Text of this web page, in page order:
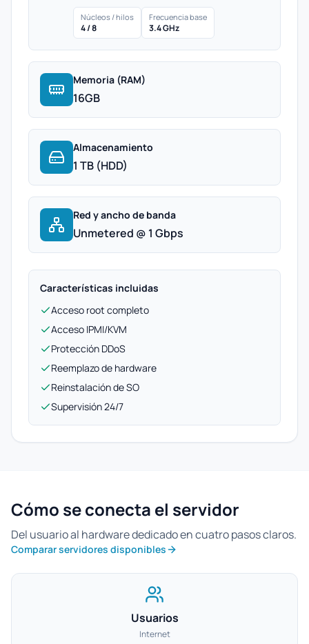
Núcleos / hilos
4 / 8
Frecuencia base
3.4 GHz
Memoria (RAM)
16GB
Almacenamiento
1 TB (HDD)
Red y ancho de banda
Unmetered @ 1 Gbps
Características incluidas
Acceso root completo
Acceso IPMI/KVM
Protección DDoS
Reemplazo de hardware
Reinstalación de SO
Supervisión 24/7
Cómo se conecta el servidor
Del usuario al hardware dedicado en cuatro pasos claros.
Comparar servidores disponibles
Usuarios
Internet